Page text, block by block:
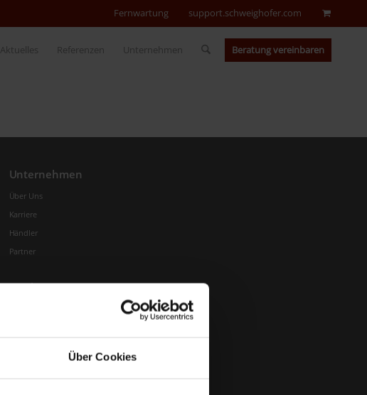
Über Cookies
Fernwartung support.schweighofer.com
Aktuelles Referenzen Unternehmen Beratung vereinbaren
Unternehmen
Über Uns
Karriere
Händler
Partner
Service
Cookie Einstellungen